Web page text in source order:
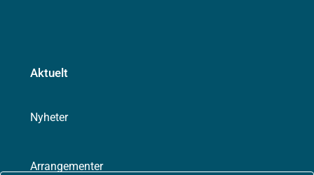
Aktuelt
Nyheter
Arrangementer